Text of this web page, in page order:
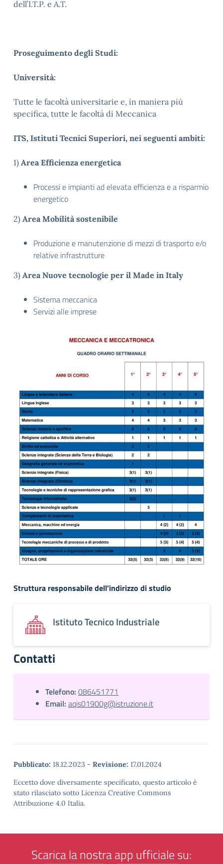
dell’I.T.P. e A.T.
Proseguimento degli Studi:
Università:
Tutte le facoltà universitarie e, in maniera più
specifica, tutte le facoltà di Meccanica
ITS, Istituti Tecnici Superiori, nei seguenti ambiti:
1) Area Efficienza energetica
Processi e impianti ad elevata efficienza e a risparmio
energetico
2) Area Mobilità sostenibile
Produzione e manutenzione di mezzi di trasporto e/o
relative infrastrutture
3) Area Nuove tecnologie per il Made in Italy
Sistema meccanica
Servizi alle imprese
Struttura responsabile dell'indirizzo di studio
Istituto Tecnico Industriale
Contatti
Telefono: 086451771
Email: aqis01900g@istruzione.it
Pubblicato: 18.12.2023 - Revisione: 17.01.2024
Eccetto dove diversamente specificato, questo articolo è
stato rilasciato sotto Licenza Creative Commons
Attribuzione 4.0 Italia.
Scarica la nostra app ufficiale su: